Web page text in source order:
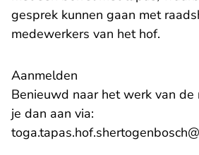
gesprek kunnen gaan met
medewerkers van het hof.
Aanmelden
Benieuwd naar het werk van de
je dan aan via: